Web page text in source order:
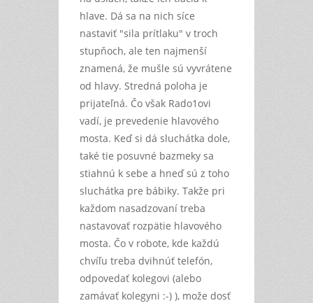
hlave. Dá sa na nich síce
nastaviť "sila prítlaku" v troch
stupňoch, ale ten najmenší
znamená, že mušle sú vyvrátene
od hlavy. Stredná poloha je
prijateľná. Čo však Rado1ovi
vadí, je prevedenie hlavového
mosta. Keď si dá sluchátka dole,
také tie posuvné bazmeky sa
stiahnú k sebe a hneď sú z toho
sluchátka pre bábiky. Takže pri
každom nasadzovaní treba
nastavovať rozpätie hlavového
mosta. Čo v robote, kde každú
chvíľu treba dvihnúť telefón,
odpovedať kolegovi (alebo
zamávať kolegyni :-) ), može dosť